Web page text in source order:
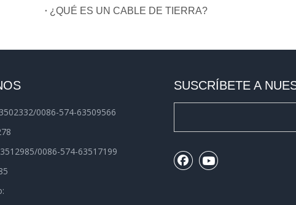
¿QUÉ ES UN CABLE DE TIERRA?
0086-574-63509566
0086-574-63517199
SUSCRÍBETE A